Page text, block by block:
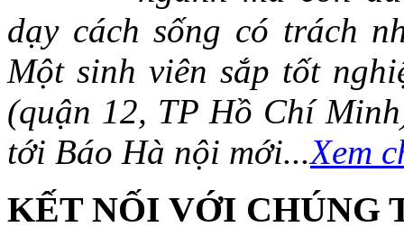
dạy cách sống có trách
Một sinh viên sắp tốt
(quận 12, TP Hồ Chí
tới Báo Hà nội mới...Xem
KẾT NỐI VỚI CHÚNG